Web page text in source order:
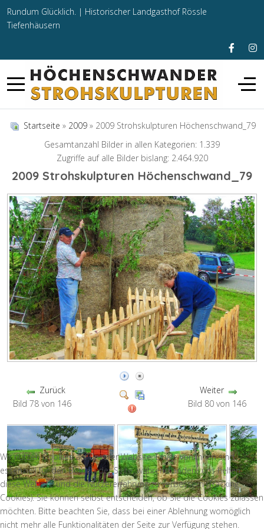
Rundum Glücklich. | Historischer Landgasthof Rössle
Tiefenhäusern
Startseite » 2009 » 2009 Strohskulpturen Höchenschwand_79
Gesamtanzahl Bilder in allen Kategorien: 1.339
Zugriffe auf alle Bilder bislang: 2.464.920
2009 Strohskulpturen Höchenschwand_79
Zurück
Bild 78 von 146
Weiter
Bild 80 von 146
Wir nutzen Cookies auf unserer Website. Einige von ihnen sind
essenziell für den Betrieb der Seite, während andere uns helfen,
diese Website und die Nutzererfahrung zu verbessern (Tracking
Cookies). Sie können selbst entscheiden, ob Sie die Cookies zulassen
möchten. Bitte beachten Sie, dass bei einer Ablehnung womöglich
nicht mehr alle Funktionalitäten der Seite zur Verfügung stehen.